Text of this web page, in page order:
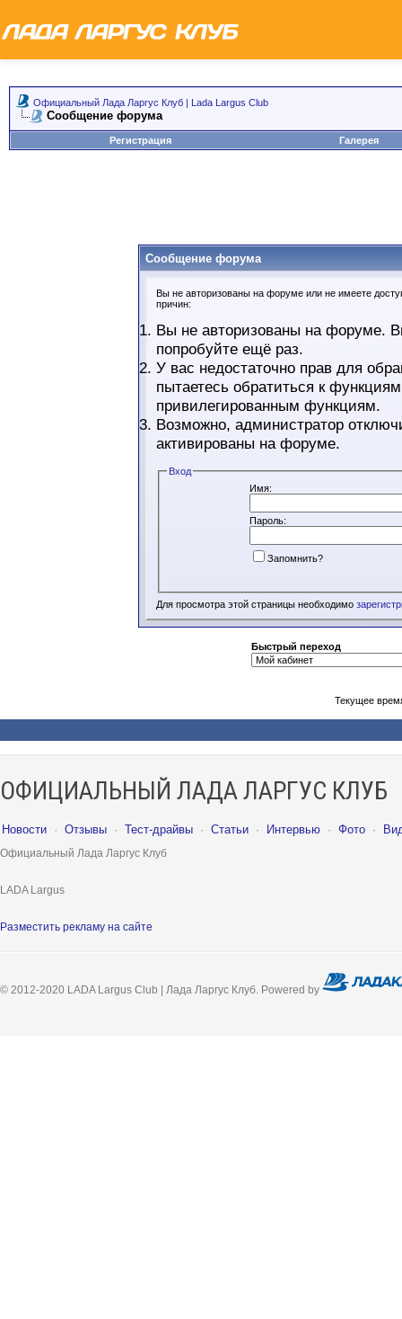
Официальный Лада Ларгус Клуб | Lada Largus Club
Сообщение форума
Регистрация Галерея
Сообщение форума
Вы не авторизованы на форуме или не имеете
причин:
Вы не авторизованы на форуме.
попробуйте ещё раз.
У вас недостаточно прав для
пытаетесь обратиться к
привилегированным функциям.
Возможно, администратор
активированы на форуме.
Вход
Имя:
Пароль:
Запомнить?
Для просмотра этой страницы необходимо
Быстрый переход
Текущее
ОФИЦИАЛЬНЫЙ ЛАДА ЛАРГУС КЛУБ
Новости · Отзывы · Тест-драйвы · Статьи · Интервью · Фото ·
Официальный Лада Ларгус Клуб
LADA Largus
Разместить рекламу на сайте
© 2012-2020 LADA Largus Club | Лада Ларгус Клуб. Powered by